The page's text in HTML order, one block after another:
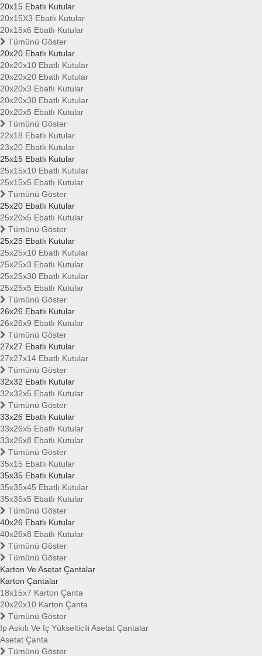
20x15 Ebatlı Kutular
20x15X3 Ebatlı Kutular
20x15x6 Ebatlı Kutular
Tümünü Göster
20x20 Ebatlı Kutular
20x20x10 Ebatlı Kutular
20x20x20 Ebatlı Kutular
20x20x3 Ebatlı Kutular
20x20x30 Ebatlı Kutular
20x20x5 Ebatlı Kutular
Tümünü Göster
22x18 Ebatlı Kutular
23x20 Ebatlı Kutular
25x15 Ebatlı Kutular
25x15x10 Ebatlı Kutular
25x15x5 Ebatlı Kutular
Tümünü Göster
25x20 Ebatlı Kutular
25x20x5 Ebatlı Kutular
Tümünü Göster
25x25 Ebatlı Kutular
25x25x10 Ebatlı Kutular
25x25x3 Ebatlı Kutular
25x25x30 Ebatlı Kutular
25x25x5 Ebatlı Kutular
Tümünü Göster
26x26 Ebatlı Kutular
26x26x9 Ebatlı Kutular
Tümünü Göster
27x27 Ebatlı Kutular
27x27x14 Ebatlı Kutular
Tümünü Göster
32x32 Ebatlı Kutular
32x32x5 Ebatlı Kutular
Tümünü Göster
33x26 Ebatlı Kutular
33x26x5 Ebatlı Kutular
33x26x8 Ebatlı Kutular
Tümünü Göster
35x15 Ebatlı Kutular
35x35 Ebatlı Kutular
35x35x45 Ebatlı Kutular
35x35x5 Ebatlı Kutular
Tümünü Göster
40x26 Ebatlı Kutular
40x26x8 Ebatlı Kutular
Tümünü Göster
Tümünü Göster
Karton Ve Asetat Çantalar
Karton Çantalar
18x15x7 Karton Çanta
20x20x10 Karton Çanta
Tümünü Göster
İp Askılı Ve İç Yükselticili Asetat Çantalar
Asetat Çanta
Tümünü Göster